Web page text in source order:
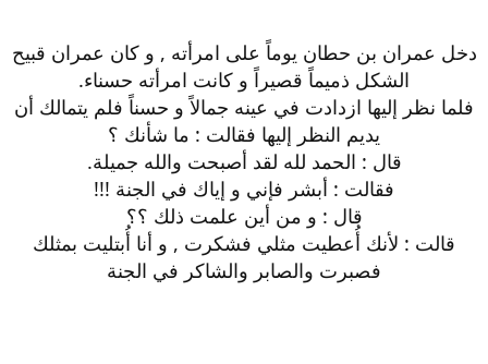
دخل عمران بن حطان يوماً على امرأته , و كان عمران قبيح
الشكل ذميماً قصيراً و كانت امرأته حسناء.
فلما نظر إليها ازدادت في عينه جمالاً و حسناً فلم يتمالك أن
يديم النظر إليها فقالت : ما شأنك ؟
قال : الحمد لله لقد أصبحت والله جميلة.
فقالت : أبشر فإني و إياك في الجنة !!!
قال : و من أين علمت ذلك ؟؟
قالت : لأنك أُعطيت مثلي فشكرت , و أنا أُبتليت بمثلك
فصبرت والصابر والشاكر في الجنة